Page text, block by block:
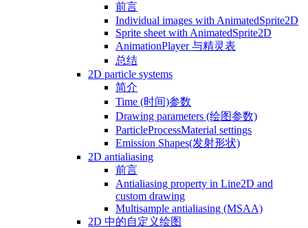
前言
Individual images with AnimatedSprite2D
Sprite sheet with AnimatedSprite2D
AnimationPlayer 与精灵表
总结
2D particle systems
简介
Time (时间)参数
Drawing parameters (绘图参数)
ParticleProcessMaterial settings
Emission Shapes(发射形状)
2D antialiasing
前言
Antialiasing property in Line2D and
custom drawing
Multisample antialiasing (MSAA)
2D 中的自定义绘图